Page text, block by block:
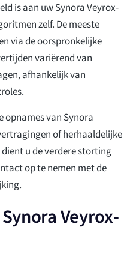
is aan uw Synora Veyrox-
zelf. De meeste
via de oorspronkelijke
variërend van
afhankelijk van
opnames van Synora
of herhaaldelijke
u de verdere storting
op te nemen met de
Veyrox-